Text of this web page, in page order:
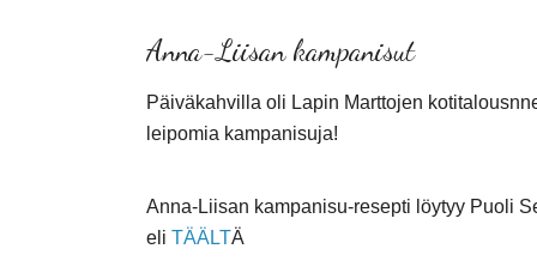
Anna-Liisan kampanisut
Päiväkahvilla oli Lapin Marttojen
leipomia kampanisuja!
Anna-Liisan kampanisu-resepti löytyy Puoli
eli TÄÄLTÄ